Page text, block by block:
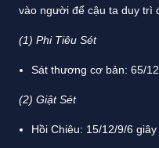
vào người để cậu ta duy trì
(1) Phi Tiêu Sét
Sát thương cơ bản: 65/
(2) Giật Sét
Hồi Chiêu: 15/12/9/6 giây